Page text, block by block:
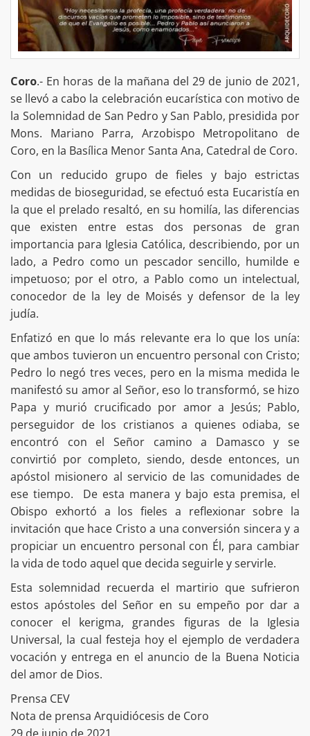
Coro.- En horas de la mañana del 29 de junio de 2021,
se llevó a cabo la celebración eucarística con motivo de
la Solemnidad de San Pedro y San Pablo, presidida por
Mons. Mariano Parra, Arzobispo Metropolitano de
Coro, en la Basílica Menor Santa Ana, Catedral de Coro.
Con un reducido grupo de fieles y bajo estrictas
medidas de bioseguridad, se efectuó esta Eucaristía en
la que el prelado resaltó, en su homilía, las diferencias
que existen entre estas dos personas de gran
importancia para Iglesia Católica, describiendo, por un
lado, a Pedro como un pescador sencillo, humilde e
impetuoso; por el otro, a Pablo como un intelectual,
conocedor de la ley de Moisés y defensor de la ley
judía.
Enfatizó en que lo más relevante era lo que los unía:
que ambos tuvieron un encuentro personal con Cristo;
Pedro lo negó tres veces, pero en la misma medida le
manifestó su amor al Señor, eso lo transformó, se hizo
Papa y murió crucificado por amor a Jesús; Pablo,
perseguidor de los cristianos a quienes odiaba, se
encontró con el Señor camino a Damasco y se
convirtió por completo, siendo, desde entonces, un
apóstol misionero al servicio de las comunidades de
ese tiempo. De esta manera y bajo esta premisa, el
Obispo exhortó a los fieles a reflexionar sobre la
invitación que hace Cristo a una conversión sincera y a
propiciar un encuentro personal con Él, para cambiar
la vida de todo aquel que decida seguirle y servirle.
Esta solemnidad recuerda el martirio que sufrieron
estos apóstoles del Señor en su empeño por dar a
conocer el kerigma, grandes figuras de la Iglesia
Universal, la cual festeja hoy el ejemplo de verdadera
vocación y entrega en el anuncio de la Buena Noticia
del amor de Dios.
Prensa CEV
Nota de prensa Arquidiócesis de Coro
29 de junio de 2021